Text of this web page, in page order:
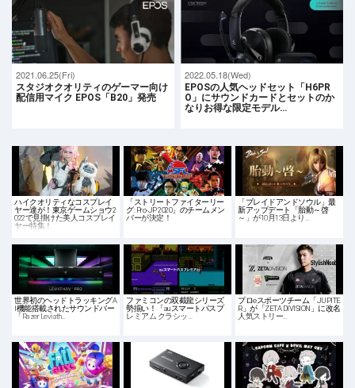
2021.06.25(Fri)
スタジオクオリティのゲーマー向け
配信用マイク EPOS「B20」発売
2022.05.18(Wed)
EPOSの人気ヘッドセット「H6PR
O」にサウンドカードとセットのか
なりお得な限定モデル…
ハイクオリティなコスプレイ
ヤー達が！東京ゲームショウ2
022で見掛けた美人コスプレイ
ヤー特集！
「ストリートファイターリー
グ: Pro-JP 2020」のチームメン
バーが決定！
「ブレイドアンドソウル」最
新アップデート「胎動～啓
～」が10月13日より…
世界初のヘッドトラッキングA
I機能搭載されたサウンドバー
「Razer Leviath…
ファミコンの双截龍シリーズ
勢揃い！「auスマートパスプ
レミアム クラシッ…
プロeスポーツチーム「JUPITE
R」が「ZETA DIVISION」に改名
人気ストリー…